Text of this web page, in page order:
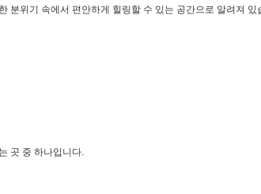
분위기 속에서 편안하게 힐링할 수 있는 공간으로 알려져 있
곳 중 하나입니다.